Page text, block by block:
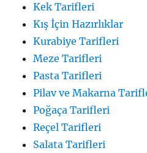
Kek Tarifleri
Kış İçin Hazırlıklar
Kurabiye Tarifleri
Meze Tarifleri
Pasta Tarifleri
Pilav ve Makarna
Poğaça Tarifleri
Reçel Tarifleri
Salata Tarifleri